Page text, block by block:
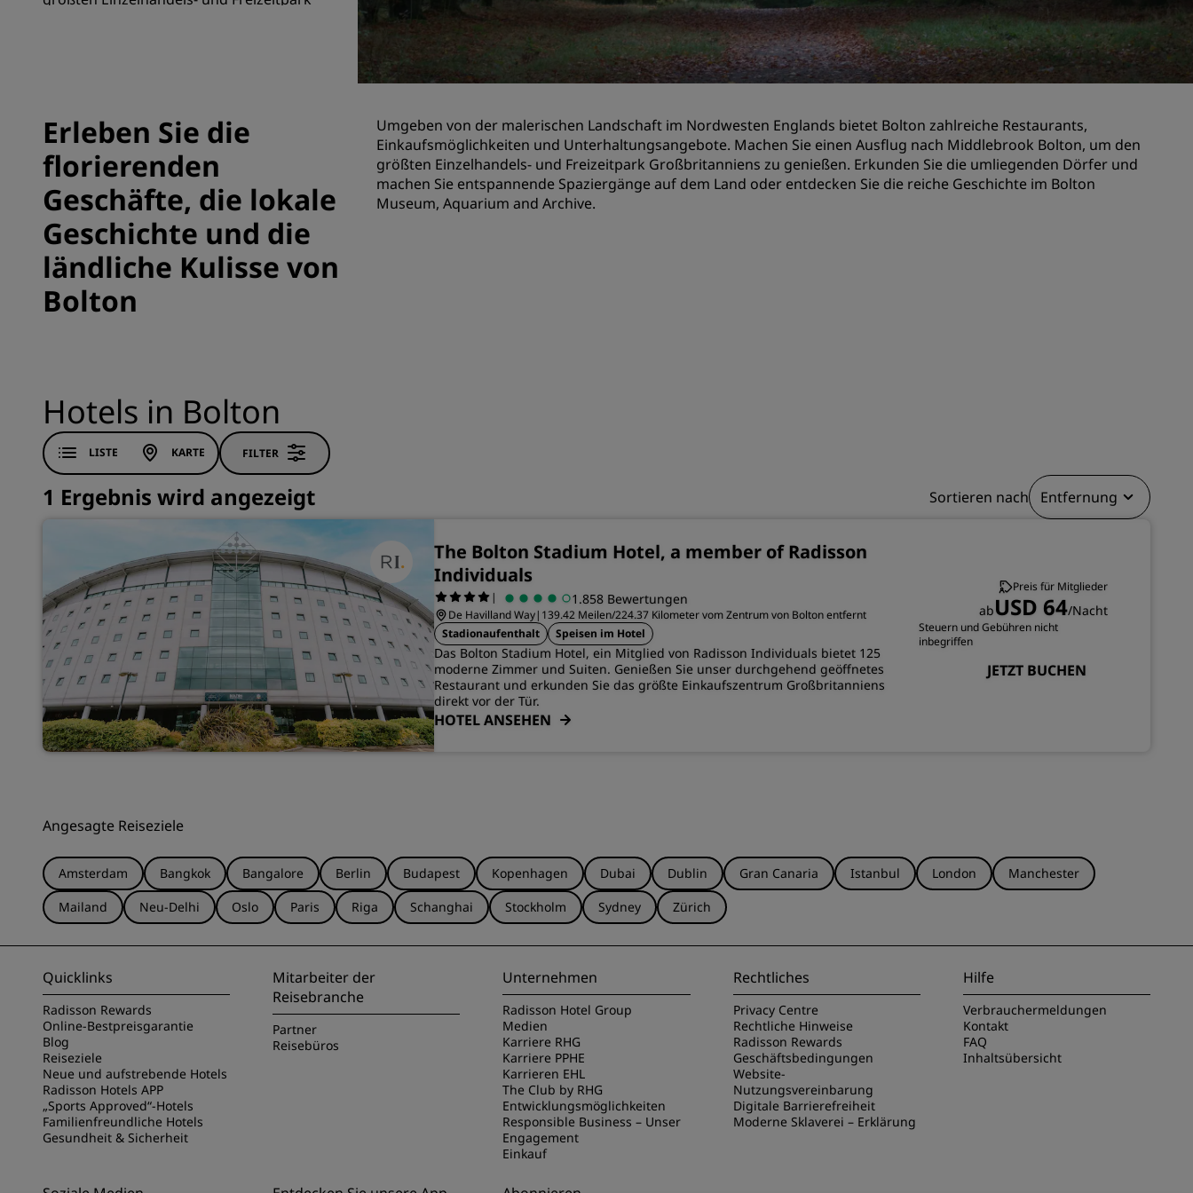
Einen Meetingraum buchen
Fordern Sie ein Angebot an
Veranstaltungsorte
Flüge suchen
Flüge suchen
Hochzeitslocations
Nachhaltige Aufenthalte
Aufenthalte für Sportteams
Hotels im Stadtzentrum
Besuchen Sie unseren Blog
Erleben Sie die
florierenden
Geschäfte, die lokale
Geschichte und die
ländliche Kulisse von
Bolton
Umgeben von der malerischen Landschaft im Nordwesten Englands bietet Bolton zahlreiche Restaurants,
Einkaufsmöglichkeiten und Unterhaltungsangebote. Machen Sie einen Ausflug nach Middlebrook Bolton, um den
größten Einzelhandels- und Freizeitpark Großbritanniens zu genießen. Erkunden Sie die umliegenden Dörfer und
machen Sie entspannende Spaziergänge auf dem Land oder entdecken Sie die reiche Geschichte im Bolton
Museum, Aquarium and Archive.
Hotels in Bolton
LISTE KARTE FILTER
1 Ergebnis wird angezeigt Sortieren nach Entfernung
The Bolton Stadium Hotel, a member of Radisson
Individuals
| 1.858 Bewertungen
De Havilland Way| 139.42 Meilen/224.37 Kilometer vom Zentrum von Bolton entfernt
Stadionaufenthalt
Speisen im Hotel
Das Bolton Stadium Hotel, ein Mitglied von Radisson Individuals bietet 125
moderne Zimmer und Suiten. Genießen Sie unser durchgehend geöffnetes
Restaurant und erkunden Sie das größte Einkaufszentrum Großbritanniens
direkt vor der Tür.
HOTEL ANSEHEN
Preis für Mitglieder
abUSD 64/Nacht
Steuern und Gebühren nicht
inbegriffen
JETZT BUCHEN
Angesagte Reiseziele
Amsterdam Bangkok Bangalore Berlin Budapest Kopenhagen Dubai Dublin Gran Canaria Istanbul London
Manchester
Mailand
Neu-Delhi Oslo Paris Riga Schanghai Stockholm Sydney Zürich
Quicklinks
Radisson Rewards
Online-Bestpreisgarantie
Blog
Reiseziele
Neue und aufstrebende Hotels
Radisson Hotels APP
„Sports Approved“-Hotels
Familienfreundliche Hotels
Gesundheit & Sicherheit
Mitarbeiter der
Reisebranche
Partner
Reisebüros
Unternehmen
Radisson Hotel Group
Medien
Karriere RHG
Karriere PPHE
Karrieren EHL
The Club by RHG
Entwicklungsmöglichkeiten
Responsible Business – Unser
Engagement
Einkauf
Rechtliches
Privacy Centre
Rechtliche Hinweise
Radisson Rewards
Geschäftsbedingungen
Website-
Nutzungsvereinbarung
Digitale Barrierefreiheit
Moderne Sklaverei – Erklärung
Hilfe
Verbrauchermeldungen
Kontakt
FAQ
Inhaltsübersicht